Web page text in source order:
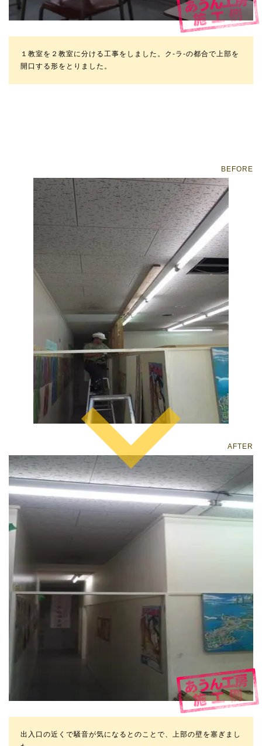
１教室を２教室に分ける工事をしました。ク-ラ-の都合で上部を
開口する形をとりました。
出入口の近くで騒音が気になるとのことで、上部の壁を塞ぎまし